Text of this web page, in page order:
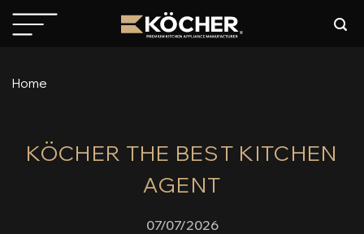
Skip
to
Home
KÖCHER THE BEST KITCHEN
AGENT
07/07/2026